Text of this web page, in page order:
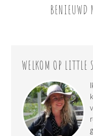
BENIEUWD
WELKOM OP LITTLE